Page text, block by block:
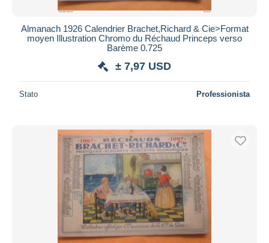
Almanach 1926 Calendrier Brachet,Richard & Cie>Format
moyen Illustration Chromo du Réchaud Princeps verso
Barème 0.725
± 7,97 USD
Stato Professionista